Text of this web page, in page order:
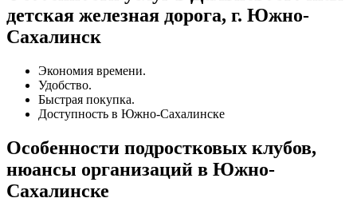
детская железная дорога, г. Южно-
Сахалинск
Экономия времени.
Удобство.
Быстрая покупка.
Доступность в Южно-Сахалинске
Особенности подростковых клубов,
нюансы организаций в Южно-
Сахалинске